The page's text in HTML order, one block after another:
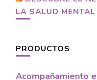
LA SALUD MENTAL
PRODUCTOS
Acompañamiento